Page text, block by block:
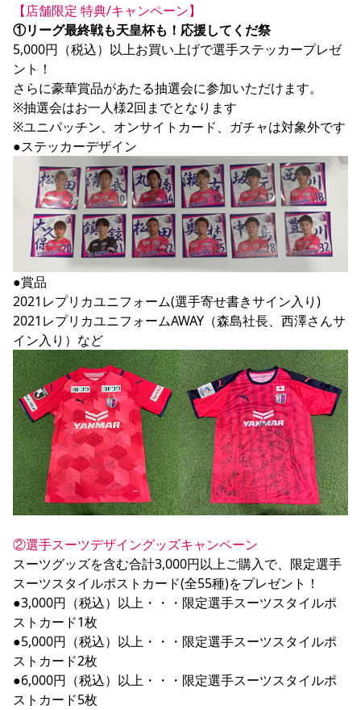
【店舗限定 特典/キャンペーン】
①リーグ最終戦も天皇杯も！応援してくだ祭
5,000円（税込）以上お買い上げで選手ステッカープレゼ
ント！
さらに豪華賞品があたる抽選会に参加いただけます。
※抽選会はお一人様2回までとなります
※ユニパッチン、オンサイトカード、ガチャは対象外です
●賞品
2021レプリカユニフォーム(選手寄せ書きサイン入り)
2021レプリカユニフォームAWAY（森島社長、西澤さんサ
②選手スーツデザイングッズキャンペーン
スーツグッズを含む合計3,000円以上ご購入で、限定選手
スーツスタイルポストカード(全55種)をプレゼント！
●3,000円（税込）以上・・・限定選手スーツスタイルポ
ストカード1枚
●5,000円（税込）以上・・・限定選手スーツスタイルポ
ストカード2枚
●6,000円（税込）以上・・・限定選手スーツスタイルポ
ストカード5枚